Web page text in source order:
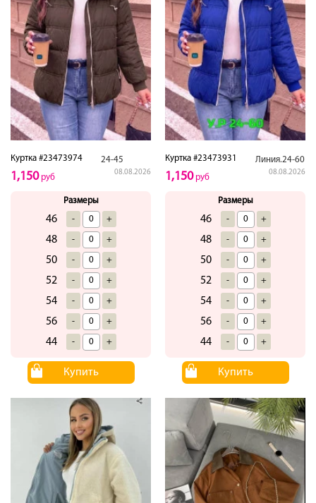
Куртка #23473974 24-45
08.08.2026
1,150руб
Размеры
46 - +
48 - +
50 - +
52 - +
54 - +
56 - +
44 - +
Купить
Куртка #23473931 Линия.24-60
08.08.2026
1,150руб
Размеры
46 - +
48 - +
50 - +
52 - +
54 - +
56 - +
44 - +
Купить